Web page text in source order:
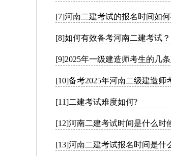
[7]河南二建考试的报名时间如何
[8]如何有效备考河南二建考试？
[9]2025年一级建造师考生的几
[10]备考2025年河南二级建造师
[11]二建考试难度如何?
[12]河南二建考试时间是什么时
[13]河南二建考试报名时间是什